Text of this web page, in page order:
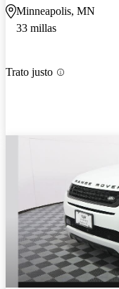
Minneapolis, MN
33 millas
Trato justo